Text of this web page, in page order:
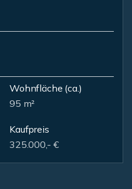
Wohnfläche (ca.)
95 m²
Kaufpreis
325.000,- €